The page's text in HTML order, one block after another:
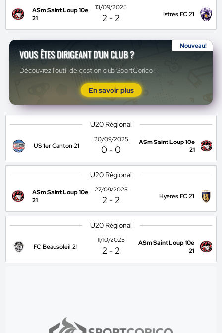
ASm Saint Loup 10e
21
13/09/2025
2 -2 Istres FC 21
Nouveau!
VOUS ÊTES DIRIGEANT D'UN CLUB ?
Découvrez l'outil de gestion club SportCorico !
En savoir plus
U20 Régional
US 1er Canton 21
20/09/2025
0 -0
ASm Saint Loup 10e
21
U20 Régional
ASm Saint Loup 10e
21
27/09/2025
2 -2 Hyeres FC 21
U20 Régional
FC Beausoleil 21
11/10/2025
2 -2
ASm Saint Loup 10e
21